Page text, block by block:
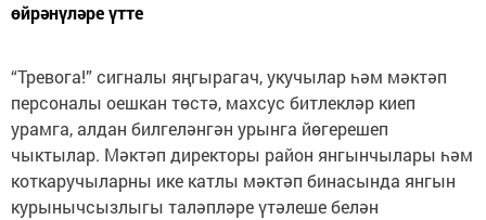
өйрәнүләре үтте
“Тревога!” сигналы яңгырагач, укучылар һәм мәктәп
персоналы оешкан төстә, махсус битлекләр киеп
урамга, алдан билгеләнгән урынга йөгерешеп
чыктылар. Мәктәп директоры район янгынчылары һәм
коткаручыларны ике катлы мәктәп бинасында янгын
курынычсызлыгы таләпләре үтәлеше белән